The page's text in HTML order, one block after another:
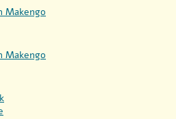
Makengo
Makengo